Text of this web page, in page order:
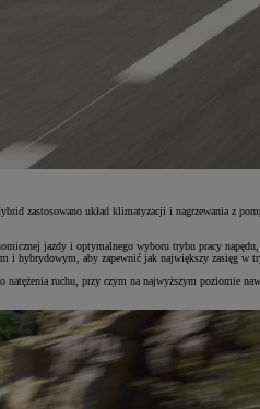
zastosowano układ klimatyzacji i nagrzewania z
jazdy i optymalnego wyboru trybu pracy napędu,
i hybrydowym, aby zapewnić jak największy zasięg w
ruchu, przy czym na najwyższym poziomie